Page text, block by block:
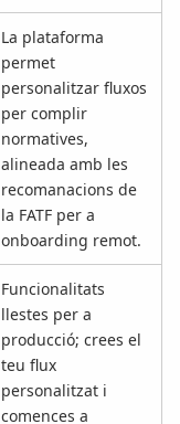
La plataforma
permet
personalitzar fluxos
per complir
normatives,
alineada amb les
recomanacions de
la FATF per a
onboarding remot.
Funcionalitats
llestes per a
producció; crees el
teu flux
personalitzat i
comences a